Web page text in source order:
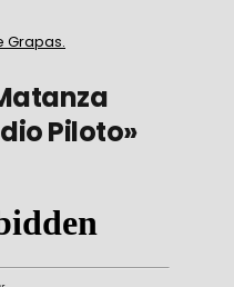
Grapas.
Piloto»